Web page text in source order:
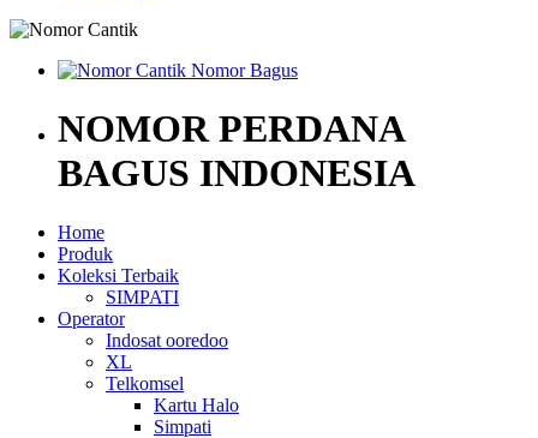
NOMOR PERDANA
BAGUS INDONESIA
Home
Produk
Koleksi Terbaik
SIMPATI
Operator
Indosat ooredoo
XL
Telkomsel
Kartu Halo
Simpati